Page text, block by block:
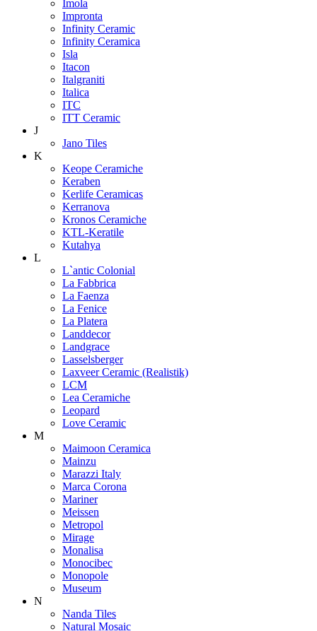
Imola
Impronta
Infinity Ceramic
Infinity Ceramica
Isla
Itacon
Italgraniti
Italica
ITC
ITT Ceramic
J
Jano Tiles
K
Keope Ceramiche
Keraben
Kerlife Ceramicas
Kerranova
Kronos Ceramiche
KTL-Keratile
Kutahya
L
L`antic Colonial
La Fabbrica
La Faenza
La Fenice
La Platera
Landdecor
Landgrace
Lasselsberger
Laxveer Ceramic (Realistik)
LCM
Lea Ceramiche
Leopard
Love Ceramic
M
Maimoon Ceramica
Mainzu
Marazzi Italy
Marca Corona
Mariner
Meissen
Metropol
Mirage
Monalisa
Monocibec
Monopole
Museum
N
Nanda Tiles
Natural Mosaic